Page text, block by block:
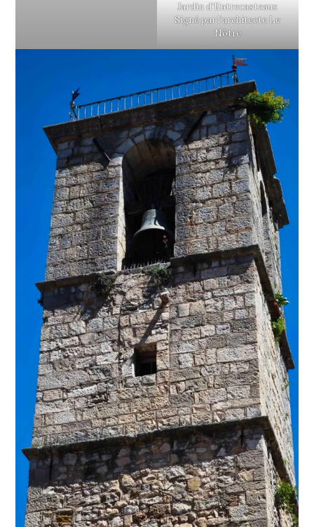
Jardin d’Entrecasteaux
Signé par l’architecte Le
Nôtre